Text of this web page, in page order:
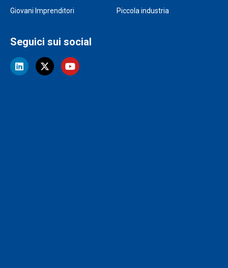
Giovani Imprenditori
Piccola industria
Seguici sui social